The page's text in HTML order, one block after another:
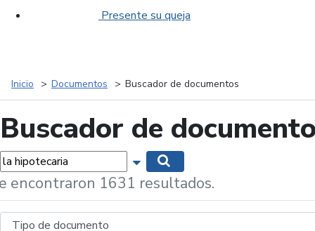
Presente su queja
Inicio Documentos Buscador de documentos
Buscador de
Mostrar opciones de búsqueda
encontraron 1631 resultados.